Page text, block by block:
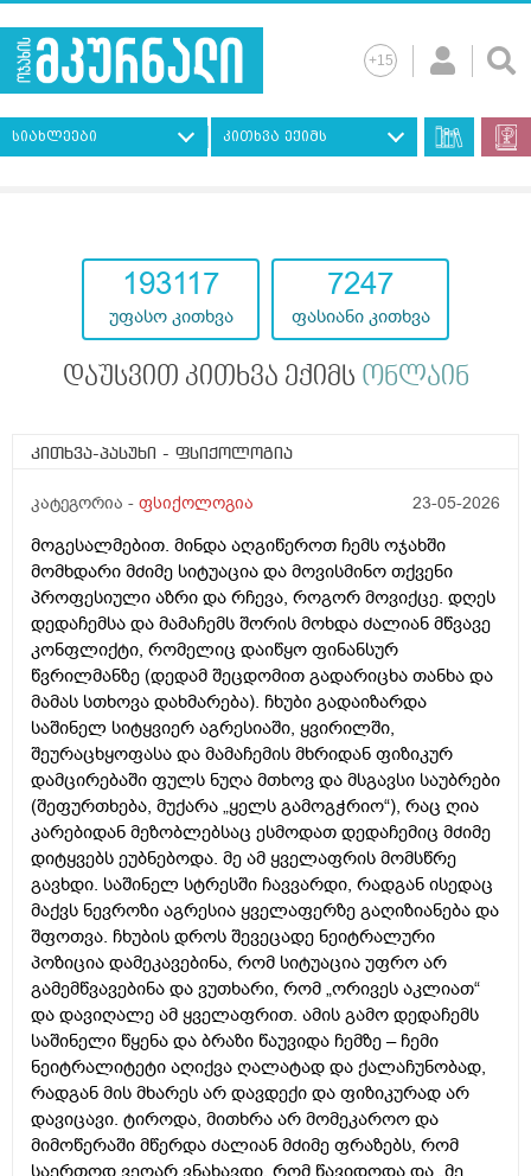
სიახლეები კითხვა ექიმს
193117
უფასო კითხვა
7247
ფასიანი კითხვა
დაუსვით კითხვა ექიმს ონლაინ
კითხვა-პასუხი - ფსიქოლოგია
კატეგორია - ფსიქოლოგია 23-05-2026
მოგესალმებით. მინდა აღგიწეროთ ჩემს ოჯახში
მომხდარი მძიმე სიტუაცია და მოვისმინო თქვენი
პროფესიული აზრი და რჩევა, როგორ მოვიქცე. დღეს
დედაჩემსა და მამაჩემს შორის მოხდა ძალიან მწვავე
კონფლიქტი, რომელიც დაიწყო ფინანსურ
წვრილმანზე (დედამ შეცდომით გადარიცხა თანხა და
მამას სთხოვა დახმარება). ჩხუბი გადაიზარდა
საშინელ სიტყვიერ აგრესიაში, ყვირილში,
შეურაცხყოფასა და მამაჩემის მხრიდან ფიზიკურ
დამცირებაში ფულს ნუღა მთხოვ და მსგავსი საუბრები
(შეფურთხება, მუქარა „ყელს გამოგჭრიო“), რაც ღია
კარებიდან მეზობლებსაც ესმოდათ დედაჩემიც მძიმე
დიტყვებს ეუბნებოდა. მე ამ ყველაფრის მომსწრე
გავხდი. საშინელ სტრესში ჩავვარდი, რადგან ისედაც
მაქვს ნევროზი აგრესია ყველაფერზე გაღიზიანება და
შფოთვა. ჩხუბის დროს შევეცადე ნეიტრალური
პოზიცია დამეკავებინა, რომ სიტუაცია უფრო არ
გამემწვავებინა და ვუთხარი, რომ „ორივეს აკლიათ“
და დავიღალე ამ ყველაფრით. ამის გამო დედაჩემს
საშინელი წყენა და ბრაზი წაუვიდა ჩემზე – ჩემი
ნეიტრალიტეტი აღიქვა ღალატად და ქალაჩუნობად,
რადგან მის მხარეს არ დავდექი და ფიზიკურად არ
დავიცავი. ტიროდა, მითხრა არ მომეკაროო და
მიმოწერაში მწერდა ძალიან მძიმე ფრაზებს, რომ